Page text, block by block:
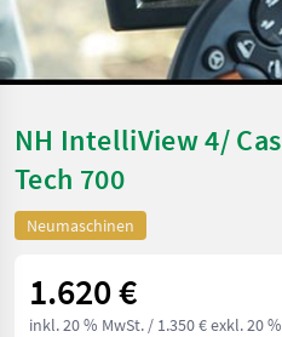
NH IntelliView 4/
Tech 700
Neumaschinen
1.620 €
inkl. 20 % MwSt. / 1.350 € exkl. 20